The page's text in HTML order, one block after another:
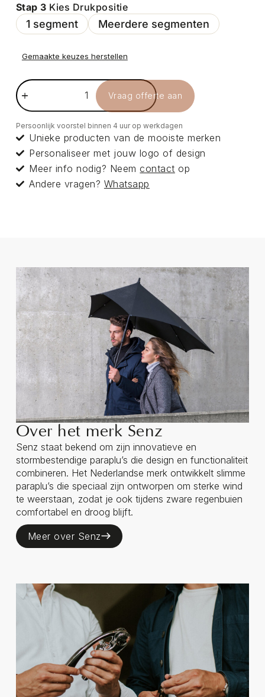
Stap 3 Kies Drukpositie
1 segment Meerdere segmenten
Gemaakte keuzes herstellen
Vraag offerte aan
Persoonlijk voorstel binnen 4 uur op werkdagen
Unieke producten van de mooiste merken
Personaliseer met jouw logo of design
Meer info nodig? Neemcontact op
Andere vragen? Whatsapp
Over het merk Senz
Senz staat bekend om zijn innovatieve en
stormbestendige paraplu’s die design en functionaliteit
combineren. Het Nederlandse merk ontwikkelt slimme
paraplu’s die speciaal zijn ontworpen om sterke wind
te weerstaan, zodat je ook tijdens zware regenbuien
comfortabel en droog blijft.
Meer over Senz